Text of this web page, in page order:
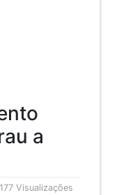
a
Visualizações